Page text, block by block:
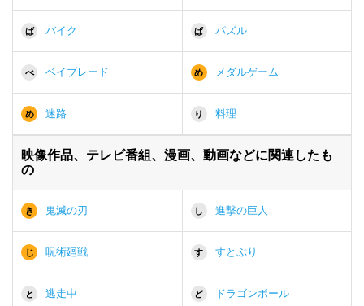
ば バイク ぱ パズル
べ ベイブレード め メダルゲーム
め 迷路 り 料理
映像作品、テレビ番組、漫画、動画などに関連したも
の
き 鬼滅の刃 し 進撃の巨人
じ 呪術廻戦 す すとぷり
と 逃走中 ど ドラゴンボール